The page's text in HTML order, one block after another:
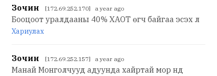
Зочин [172.69.252.170] a year ago
Бооцоот уралдааны 40% ХАОТ өгч байгаа эсэх л
Хариулах
Зочин [172.69.252.157] a year ago
Манай Монголчууд адуунда хайртай мор нд